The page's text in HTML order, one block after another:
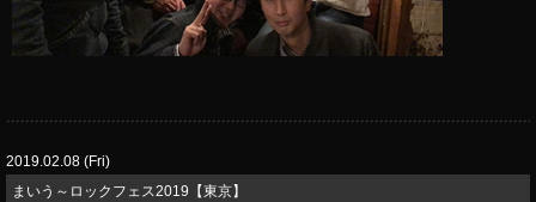
2019.02.08 (Fri)
まいう～ロックフェス2019【東京】